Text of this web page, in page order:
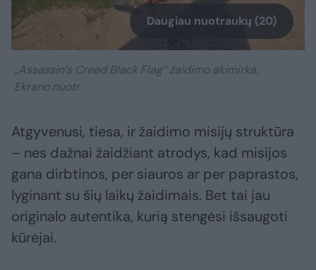
Daugiau nuotraukų (20)
„Assassin‘s Creed Black Flag“ žaidimo akimirka.
Ekrano nuotr.
Atgyvenusi, tiesa, ir žaidimo misijų struktūra
– nes dažnai žaidžiant atrodys, kad misijos
gana dirbtinos, per siauros ar per paprastos,
lyginant su šių laikų žaidimais. Bet tai jau
originalo autentika, kurią stengėsi išsaugoti
kūrėjai.